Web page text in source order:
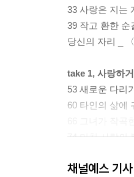
33 사랑은 지는
39 작고 환한 순
당신의 자리 _
take 1, 사랑하
53 새로운 다리
60 타인의 삶에
74 미친 사랑의
90 우산 아래 숨
채널예스 기사